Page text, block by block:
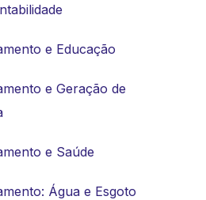
e Educação
e Geração de
e Saúde
Água e Esgoto